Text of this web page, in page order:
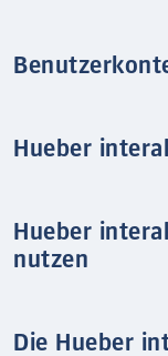
Hueber
Hueber
nutzen
Die Hueber